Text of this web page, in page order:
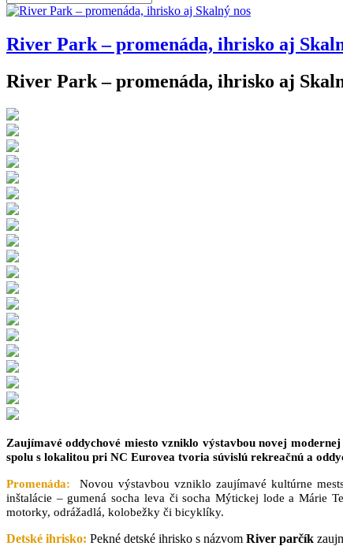
River Park – promenáda, ihrisko aj
River Park – promenáda, ihrisko aj
Zaujímavé oddychové miesto vzniklo výstavbou novej
spolu s lokalitou pri NC Eurovea tvoria súvislú rekreačnú a
Promenáda: Novou výstavbou vzniklo zaujímavé kultúrne
inštalácie – gumená socha leva či socha Mýtickej lode a Márie
motorky, odrážadlá, kolobežky či bicyklíky.
Detské ihrisko: Pekné detské ihrisko s názvom River parčík